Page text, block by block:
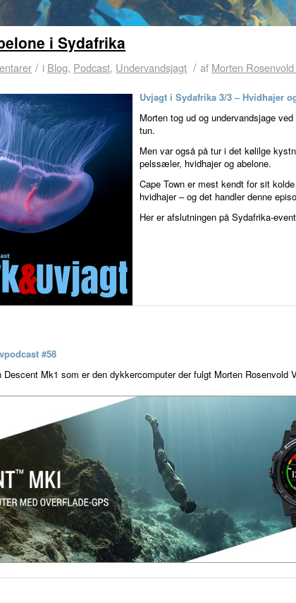
i Sydafrika
/ i Blog, Podcast, Undervandsjagt / af Morten
Uvjagt i Sydafrika 3/3 – Hvidhajer
Morten tog ud og undervandsjage
tun.
Men var også på tur i det kølilge
pelssæler, hvidhajer og abelone.
Cape Town er mest kendt for sit
hvidhajer – og det handler denne
Her er afslutningen på Sydafrika-
#58
Descent Mk1 som er den dykkercomputer der fulgt Morten Rosenvold